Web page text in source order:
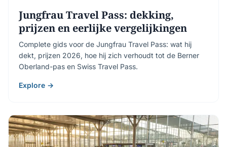
Jungfrau Travel Pass: dekking,
prijzen en eerlijke vergelijkingen
Complete gids voor de Jungfrau Travel Pass: wat hij
dekt, prijzen 2026, hoe hij zich verhoudt tot de Berner
Oberland-pas en Swiss Travel Pass.
Explore →